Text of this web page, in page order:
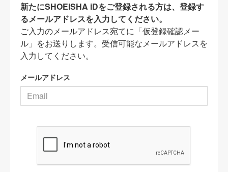
新たにSHOEISHA iDをご登録される方は、登録す
るメールアドレスを入力してください。
ご入力のメールアドレス宛てに「仮登録確認メー
ル」をお送りします。受信可能なメールアドレスを
入力してください。
メールアドレス